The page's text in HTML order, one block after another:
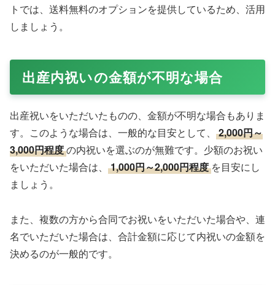
トでは、送料無料のオプションを提供しているため、活用
しましょう。
出産内祝いの金額が不明な場合
出産祝いをいただいたものの、金額が不明な場合もありま
す。このような場合は、一般的な目安として、
2,000円～
3,000円程度の内祝いを選ぶのが無難です。少額のお祝い
をいただいた場合は、
1,000円～2,000円程度 を目安にし
ましょう。
また、複数の方から合同でお祝いをいただいた場合や、連
名でいただいた場合は、合計金額に応じて内祝いの金額を
決めるのが一般的です。